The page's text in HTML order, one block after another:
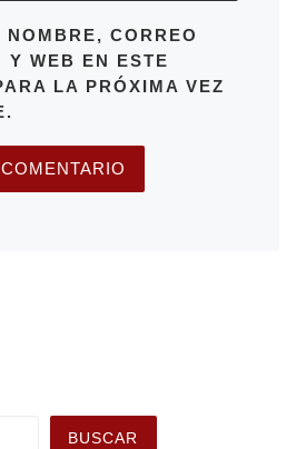
CORREO
Y WEB EN ESTE
LA PRÓXIMA VEZ
BUSCAR